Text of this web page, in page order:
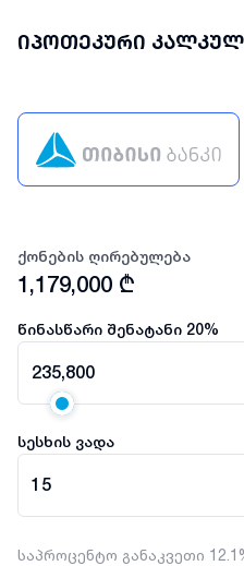
იპოთეკური
ქონების ღირებულება
1,179,000 ₾
წინასწარი შენატანი 20%
235,800
სესხის ვადა
15
საპროცენტო განაკვეთი